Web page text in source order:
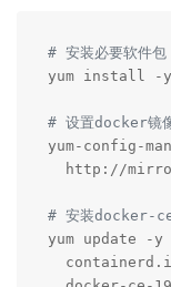
# 安装必要软件包
yum install -y
# 设置docker镜
yum-config-
http://
# 安装docker-
yum update -